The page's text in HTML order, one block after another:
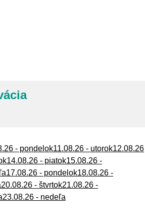
- pondelok11.08.26 - utorok12.08.26
14.08.26 - piatok15.08.26 -
17.08.26 - pondelok18.08.26 -
20.08.26 - štvrtok21.08.26 -
23.08.26 - nedeľa